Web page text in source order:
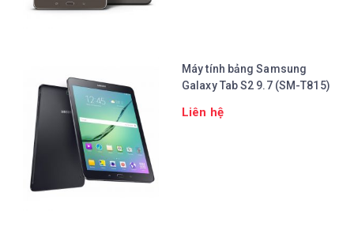
Máy tính bảng Samsung
Galaxy Tab S2 9.7 (SM-T815)
Liên hệ